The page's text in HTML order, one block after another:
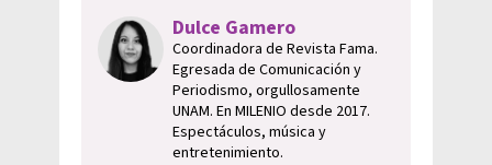
Dulce Gamero
Coordinadora de Revista Fama.
Egresada de Comunicación y
Periodismo, orgullosamente
UNAM. En MILENIO desde 2017.
Espectáculos, música y
entretenimiento.